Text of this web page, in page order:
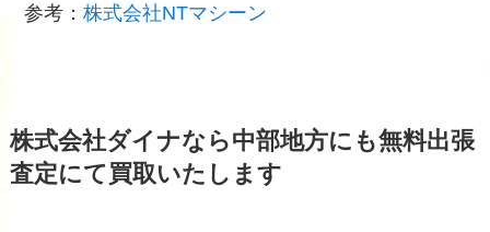
参考：株式会社NTマシーン
株式会社ダイナなら中部地方にも無料出張
査定にて買取いたします